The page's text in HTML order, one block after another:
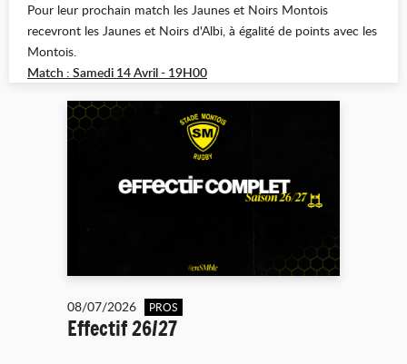
Pour leur prochain match les Jaunes et Noirs Montois
recevront les Jaunes et Noirs d'Albi, à égalité de points avec les
Montois.
Match : Samedi 14 Avril - 19H00
08/07/2026 PROS
Effectif 26/27